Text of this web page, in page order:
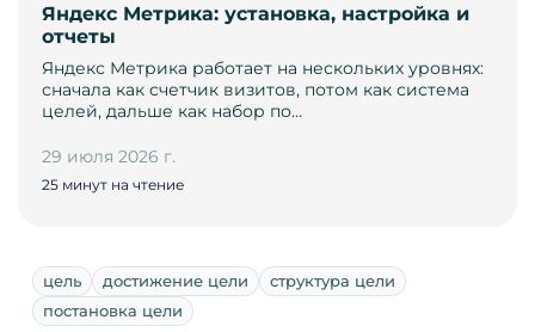
Яндекс Метрика: установка, настройка и
отчеты
Яндекс Метрика работает на нескольких уровнях:
сначала как счетчик визитов, потом как система
целей, дальше как набор по…
29 июля 2026 г.
25 минут на чтение
цель достижение цели
структура цели
постановка цели